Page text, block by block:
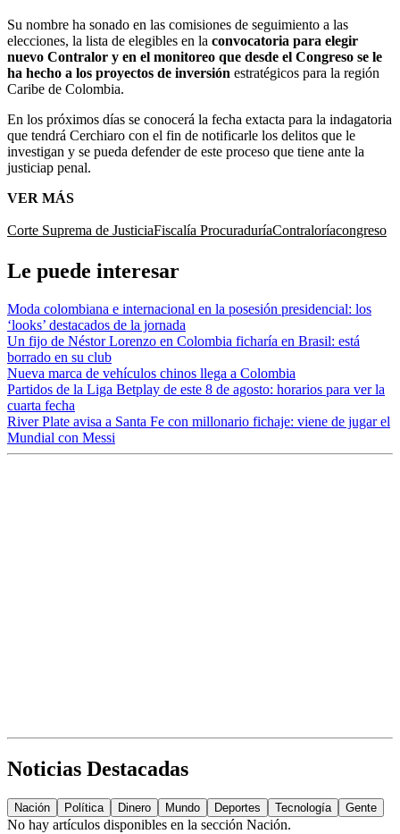
Su nombre ha sonado en las comisiones de seguimiento a las
elecciones, la lista de elegibles en la convocatoria para elegir
nuevo Contralor y en el monitoreo que desde el Congreso se le
ha hecho a los proyectos de inversión estratégicos para la región
Caribe de Colombia.
En los próximos días se conocerá la fecha extacta para la indagatoria
que tendrá Cerchiaro con el fin de notificarle los delitos que le
investigan y se pueda defender de este proceso que tiene ante la
justiciap penal.
VER MÁS
Corte Suprema de JusticiaFiscalía ProcuraduríaContraloríacongreso
Le puede interesar
Moda colombiana e internacional en la posesión presidencial: los
‘looks’ destacados de la jornada
Un fijo de Néstor Lorenzo en Colombia ficharía en Brasil: está
borrado en su club
Nueva marca de vehículos chinos llega a Colombia
Partidos de la Liga Betplay de este 8 de agosto: horarios para ver la
cuarta fecha
River Plate avisa a Santa Fe con millonario fichaje: viene de jugar el
Mundial con Messi
Noticias Destacadas
Nación Política Dinero Mundo Deportes Tecnología Gente
No hay artículos disponibles en la sección Nación.